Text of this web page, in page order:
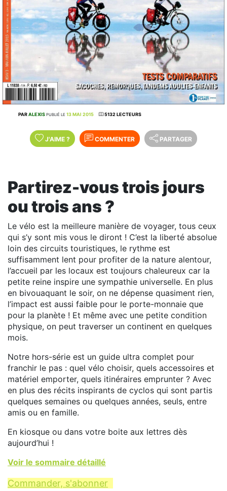
PARALEXIS PUBLIÉ LE 13 MAI 2015 5132 LECTEURS
J'AIME ? COMMENTER PARTAGER
Partirez-vous trois jours
ou trois ans ?
Le vélo est la meilleure manière de voyager, tous ceux
qui s’y sont mis vous le diront ! C’est la liberté absolue
loin des circuits touristiques, le rythme est
suffisamment lent pour profiter de la nature alentour,
l’accueil par les locaux est toujours chaleureux car la
petite reine inspire une sympathie universelle. En plus
en bivouaquant le soir, on ne dépense quasiment rien,
l’impact est aussi faible pour le porte-monnaie que
pour la planète ! Et même avec une petite condition
physique, on peut traverser un continent en quelques
mois.
Notre hors-série est un guide ultra complet pour
franchir le pas : quel vélo choisir, quels accessoires et
matériel emporter, quels itinéraires emprunter ? Avec
en plus des récits inspirants de cyclos qui sont partis
quelques semaines ou quelques années, seuls, entre
amis ou en famille.
En kiosque ou dans votre boite aux lettres dès
aujourd’hui !
Voir le sommaire détaillé
Commander, s'abonner